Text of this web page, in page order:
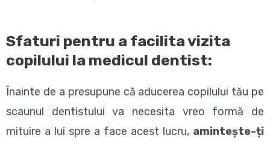
Sfaturi pentru a facilita vizita
copilului la medicul dentist:
Înainte de a presupune că aducerea copilului tău pe
scaunul dentistului va necesita vreo formă de
mituire a lui spre a face acest lucru, amintește-ți